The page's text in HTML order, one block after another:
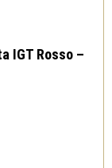
IGT Rosso –